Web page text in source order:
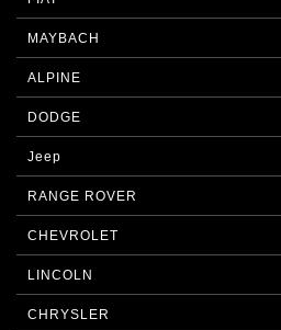
MAYBACH
ALPINE
DODGE
Jeep
RANGE ROVER
CHEVROLET
LINCOLN
CHRYSLER